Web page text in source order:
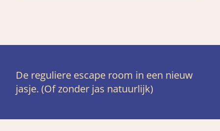
De reguliere escape room in een nieuw
jasje. (Of zonder jas natuurlijk)